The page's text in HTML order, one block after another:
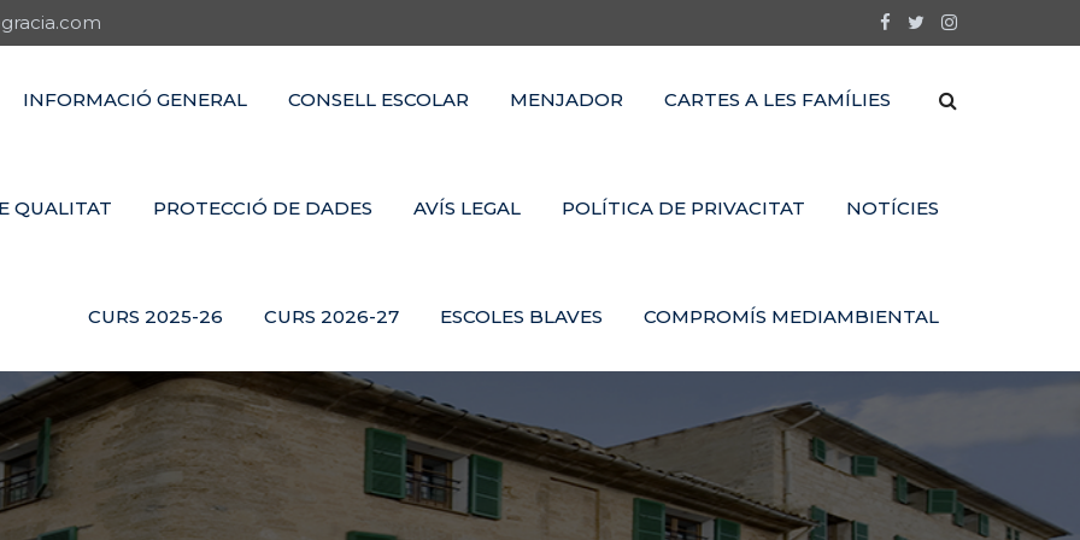
INFORMACIÓ GENERAL CONSELL ESCOLAR MENJADOR CARTES A LES FAMÍLIES
QUALITAT PROTECCIÓ DE DADES AVÍS LEGAL POLÍTICA DE PRIVACITAT NOTÍCIES
CURS 2025-26 CURS 2026-27 ESCOLES BLAVES COMPROMÍS MEDIAMBIENTAL